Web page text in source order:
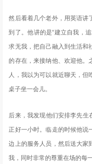
然后看着几个老外，用英语讲
到了。他讲的是“建立自我，
求无我，把自己融入到生活和
的存在，来接纳他、欢迎他。
人，我以为可以就近聊天，
桌子坐一会儿。
后来，我发现他们安排李先生
正好一小时。临走的时候他说
边上的服务人员，然后送大家
我，同时非常的尊重在场的每